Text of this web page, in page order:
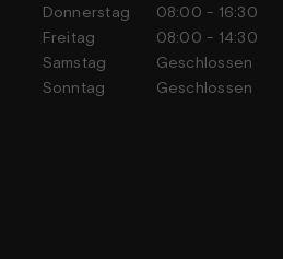
Donnerstag
08:00 - 16:30
Freitag
08:00 - 14:30
Samstag
Geschlossen
Sonntag
Geschlossen